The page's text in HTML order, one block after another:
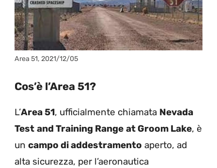
Area 51, 2021/12/05
Cos’è l’Area 51?
L’Area 51, ufficialmente chiamata Nevada
Test and Training Range at Groom Lake, è
un campo di addestramento aperto, ad
alta sicurezza, per l’aeronautica